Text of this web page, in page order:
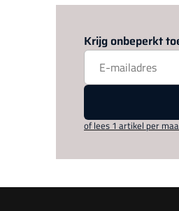
Krijg onbeperkt
of lees 1 artikel per